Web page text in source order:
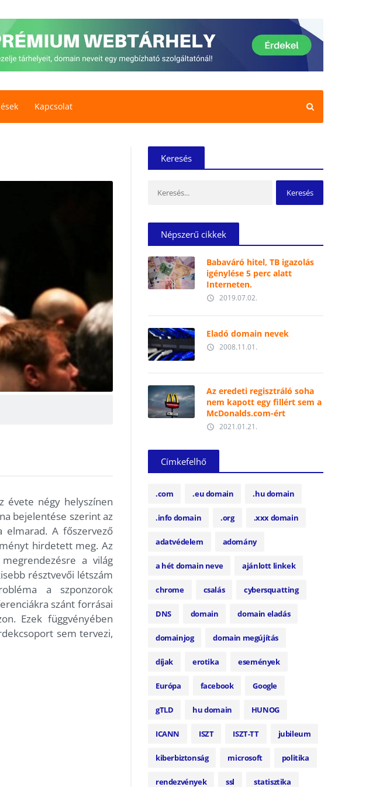
Kapcsolat
évete négy helyszínen
bejelentése szerint az
elmarad. A főszervező
hirdetett meg. Az
a világ
résztvevői létszám
a szponzorok
szánt forrásai
Ezek függvényében
sem tervezi,
Keresés
Népszerű cikkek
Babaváró hitel, TB igazolás
igénylése 5 perc alatt
Interneten.
access_time 2019.07.02.
Eladó domain nevek
access_time 2008.11.01.
Az eredeti regisztráló soha
nem kapott egy fillért sem a
McDonalds.com-ért
access_time 2021.01.21.
Címkefelhő
.com .eu domain .hu domain
.info domain .org .xxx domain
adatvédelem adomány
a hét domain neve ajánlott linkek
chrome csalás cybersquatting
DNS domain domain eladás
domainjog domain megújítás
díjak erotika események
Európa facebook Google
gTLD hu domain HUNOG
ICANN ISZT ISZT-TT jubileum
kiberbiztonság microsoft politika
rendezvények ssl statisztika